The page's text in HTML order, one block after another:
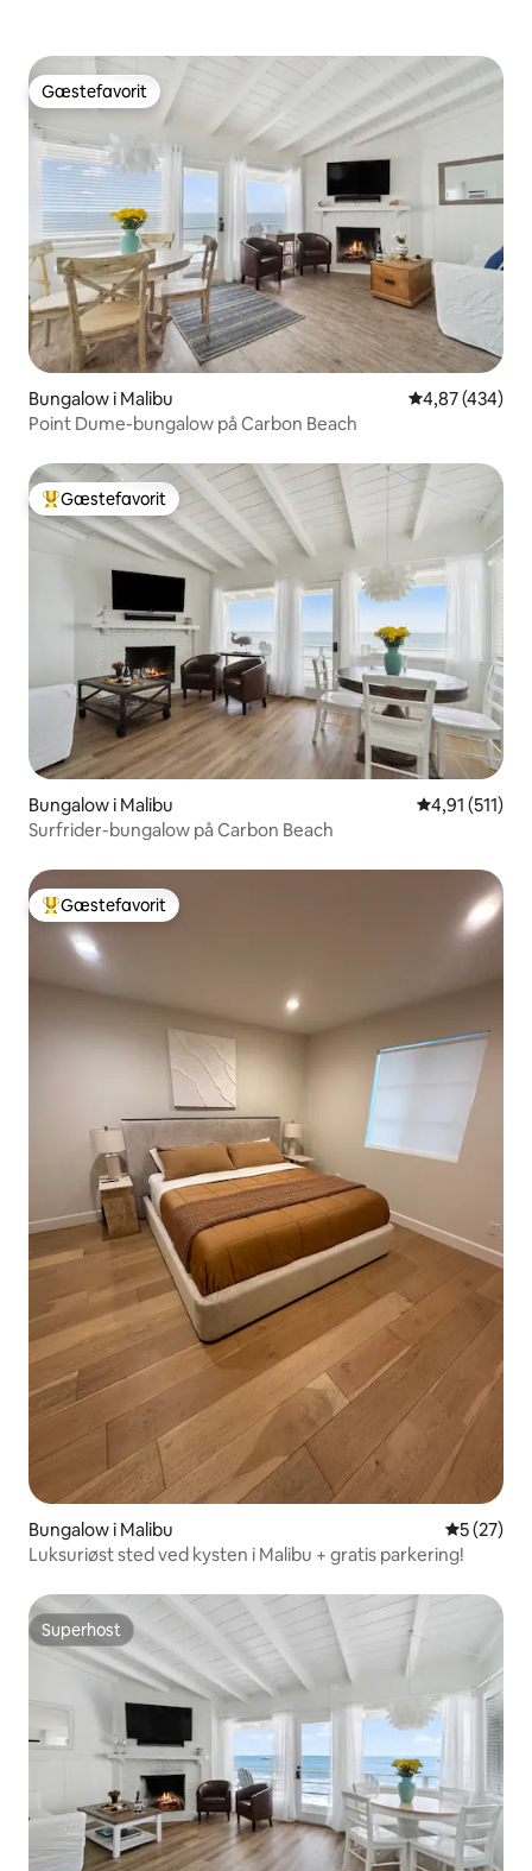
Gæstefavorit
Gæstefavorit
Bungalow i Malibu 4,87 ud af 5 i
4,87 (434)
Point Dume-bungalow på Carbon Beach
Bedste gæstefavorit
Gæstefavorit
Bungalow i Malibu 4,91 ud af 5 i
4,91 (511)
Surfrider-bungalow på Carbon Beach
Bedste gæstefavorit
Gæstefavorit
Bungalow i Malibu 5 ud af 5 i
5 (27)
Luksuriøst sted ved kysten i Malibu + gratis parkering!
Superhost
Superhost